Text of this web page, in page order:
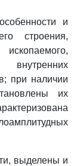
и
строения,
при наличии
их
выделены и